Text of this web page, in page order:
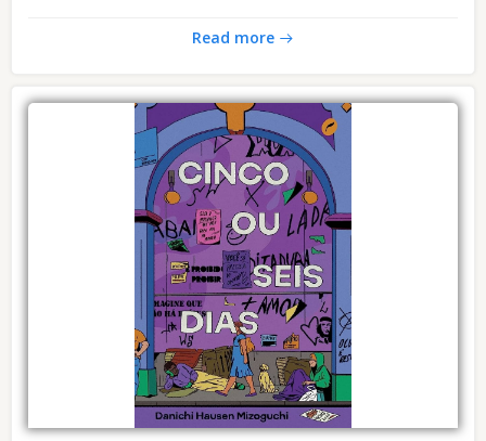
Read more